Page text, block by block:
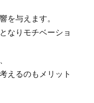
を与えます。
なりモチベーショ
えるのもメリット